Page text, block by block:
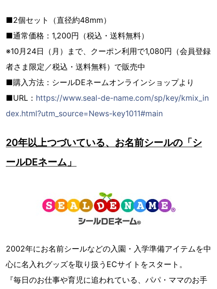
■2個セット（直径約48mm）
■通常価格：1,200円（税込・送料無料）
※10月24日（月）まで、クーポン利用で1,080円（会員登録
者さま限定／税込・送料無料）で販売中
■購入方法：シールDEネームオンラインショップより
■URL： https://www.seal-de-name.com/sp/key/kmix_in
dex.html?utm_source=News-key1011#main
20年以上つづいている、お名前シールの「シ
ールDEネーム」
2002年にお名前シールなどの入園・入学準備アイテムを中
心に名入れグッズを取り扱うECサイトをスタート。
『毎日のお仕事や育児に追われている、パパ・ママのお手